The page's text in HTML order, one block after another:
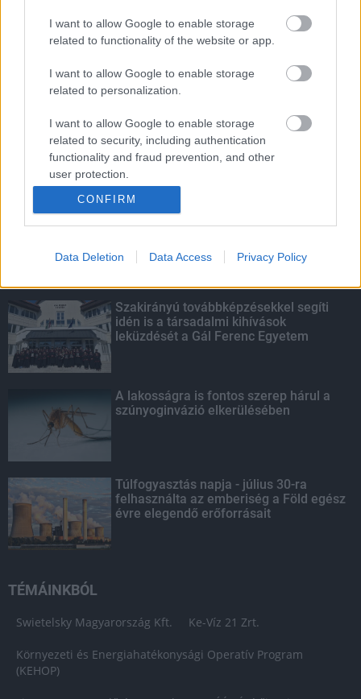
I want to allow Google to enable storage
related to functionality of the website or app.
I want to allow Google to enable storage
related to personalization.
I want to allow Google to enable storage
related to security, including authentication
functionality and fraud prevention, and other
user protection.
CONFIRM
Data Deletion Data Access Privacy Policy
Szakirányú továbbképzésekkel segíti
idén is a társadalmi kihívások
Energiaválság: az éjszakai fordulat
bizakodásra ad okot
Szakirányú továbbképzésekkel segíti
idén is a társadalmi kihívások
leküzdését a Gál Ferenc Egyetem
A lakosságra is fontos szerep hárul a
szúnyoginvázió elkerülésében
Túlfogyasztás napja - július 30-ra
felhasználta az emberiség a Föld egész
évre elegendő erőforrásait
TÉMÁINKBÓL
Swietelsky Magyarország Kft. Ke-Víz 21 Zrt.
Környezeti és Energiahatékonysági Operatív Program
(KEHOP)